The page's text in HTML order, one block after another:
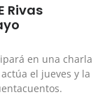
Rivas
en una charla
el jueves y la